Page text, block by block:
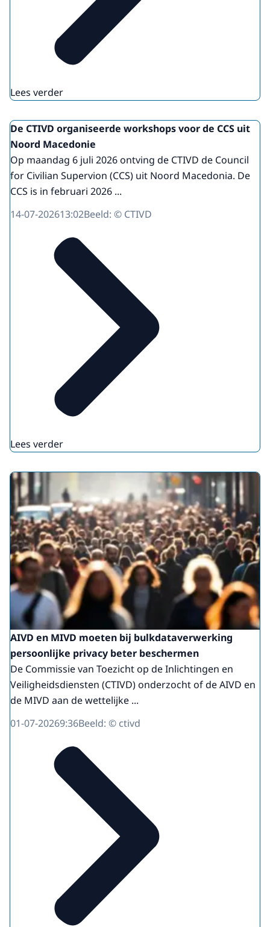
Lees verder
De CTIVD organiseerde workshops voor de CCS uit
Noord Macedonie
Op maandag 6 juli 2026 ontving de CTIVD de Council
for Civilian Supervion (CCS) uit Noord Macedonia. De
CCS is in februari 2026 ...
14-07-202613:02Beeld: © CTIVD
Lees verder
AIVD en MIVD moeten bij bulkdataverwerking
persoonlijke privacy beter beschermen
De Commissie van Toezicht op de Inlichtingen en
Veiligheidsdiensten (CTIVD) onderzocht of de AIVD en
de MIVD aan de wettelijke ...
01-07-20269:36Beeld: © ctivd